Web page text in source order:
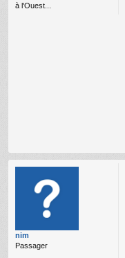
à l'Ouest...
nim
Passager